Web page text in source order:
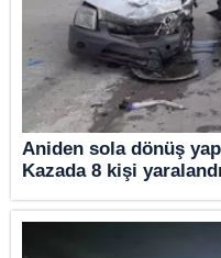
Aniden sola dönüş
Kazada 8 kişi